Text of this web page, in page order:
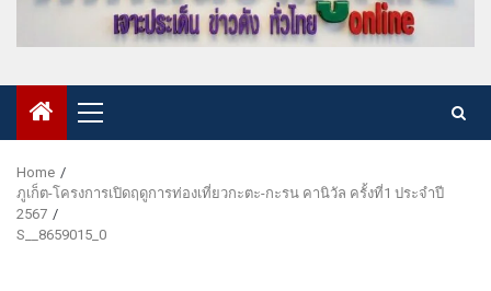
Primary
Menu
Home
ภูเก็ต-โครงการเปิดฤดูการท่องเที่ยวกะตะ-กะรน คานิวัล ครั้งที่1 ประจำปี
2567
S__8659015_0